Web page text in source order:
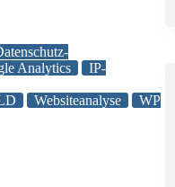
Analytics
IP-
Websiteanalyse
WP